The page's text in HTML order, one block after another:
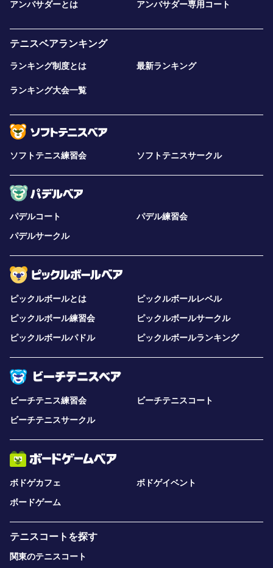
アンバサダーとは アンバサダー専用コート
テニスベアランキング
ランキング制度とは 最新ランキング
ランキング大会一覧
ソフトテニス練習会 ソフトテニスサークル
パデルコート
パデル練習会
パデルサークル
ピックルボールとは
ピックルボールレベル
ピックルボール練習会
ピックルボールサークル
ピックルボールパドル
ピックルボールランキング
ビーチテニス練習会
ビーチテニスコート
ビーチテニスサークル
ボドゲカフェ
ボドゲイベント
ボードゲーム
テニスコートを探す
関東のテニスコート